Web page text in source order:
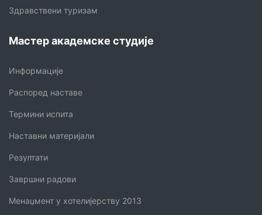
Здравствени туризам
Мастер академске студије
Информације
Распоред наставе
Термини испита
Наставни материјали
Резултати
Завршни радови
Менаџмент у хотелијерству 2013